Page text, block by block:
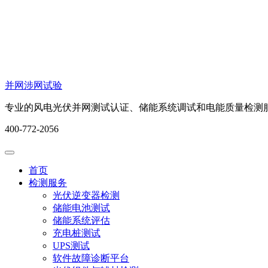
并网涉网试验
专业的风电光伏并网测试认证、储能系统调试和电能质量检测
400-772-2056
首页
检测服务
光伏逆变器检测
储能电池测试
储能系统评估
充电桩测试
UPS测试
软件故障诊断平台